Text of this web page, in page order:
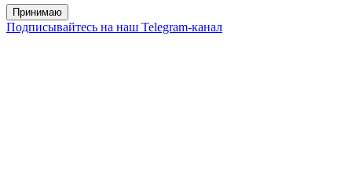
Принимаю
Подписывайтесь на наш Telegram-канал